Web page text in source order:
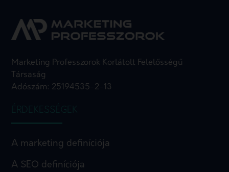
Marketing Professzorok Korlátolt Felelősségű
Társaság
Adószám: 25194535-2-13
ÉRDEKESSÉGEK
A marketing definíciója
A SEO definíciója